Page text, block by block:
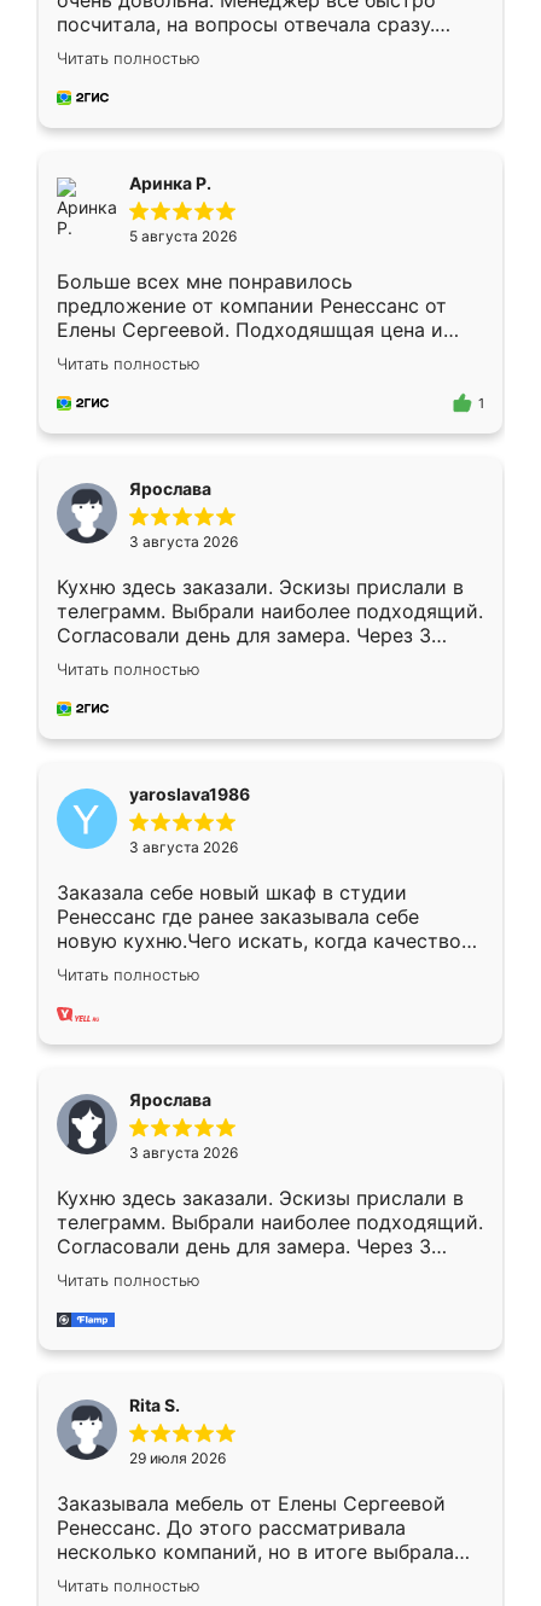
посчитала, на вопросы отвечала сразу.
Замерщик приехал в субботу, подошёл к
делу со всей ответственностью. Собрали
за день, ребята работали аккуратно, даже
Читать полностью
Аринка Р.
5 августа 2026
Больше всех мне понравилось
предложение от компании Ренессанс от
Елены Сергеевой. Подходяшщая цена и
короткие сроки изготовления. Приехавший
для замера сотрудник Владислав
предложил по моему эскизу самый
Читать полностью
1
Ярослава
3 августа 2026
Кухню здесь заказали. Эскизы прислали в
телеграмм. Выбрали наиболее подходящий.
Согласовали день для замера. Через 3
недели кухня была уже готова. Остались
довольны работой. Спасибо Ренессанс
мебель за качественную работу!
Читать полностью
yaroslava1986
3 августа 2026
Заказала себе новый шкаф в студии
Ренессанс где ранее заказывала себе
новую кухню.Чего искать, когда качеством
вполне довольна. Служит кухня уже почти
два года, нареканий нет.
Читать полностью
Ярослава
3 августа 2026
Кухню здесь заказали. Эскизы прислали в
телеграмм. Выбрали наиболее подходящий.
Согласовали день для замера. Через 3
недели кухня была уже готова. Остались
довольны работой. Спасибо Ренессанс
мебель за качественную работу!
Читать полностью
Rita S.
29 июля 2026
Заказывала мебель от Елены Сергеевой
Ренессанс. До этого рассматривала
несколько компаний, но в итоге выбрала
эту. Сначала обговорили условия, потом
приехал замерщик, всё спокойно объяснил
Читать полностью